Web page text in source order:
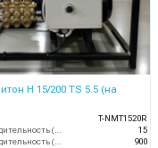
Н 15/200 TS 5.5 (на
T-NMT1520R
Производительность (л/мин)
15
Производительность (л/ч)
900